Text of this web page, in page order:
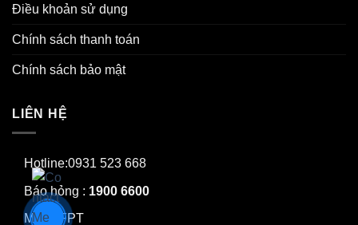
Điều khoản sử dụng
Chính sách thanh toán
Chính sách bảo mật
LIÊN HỆ
Hotline:0931 523 668
Báo hỏng : 1900 6600
Mạng FPT